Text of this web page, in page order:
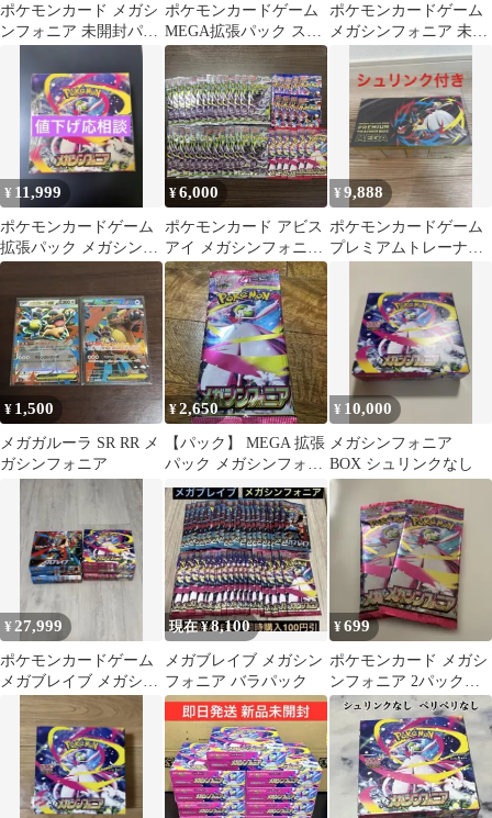
ポケモンカード メガシ
ンフォニア 未開封パッ
ポケモンカードゲーム
MEGA拡張パック スト
ームエメラルダ1BOX
30パック 封入率一致
ポケモンカードゲーム
メガシンフォニア 未開
封Box シュリンク付き
2BOX
¥ 11,999
ポケモンカードゲーム
拡張パック メガシンフ
ォニア 未開封BOX シ
¥6,000
ポケモンカード アビス
アイ メガシンフォニ
ア ニンジャスピナ
ー パックまとめ売り
¥9,888
ポケモンカードゲーム
プレミアムトレーナー
ンク付き
¥ 1,500
メガガルーラ SR RR メ
ガシンフォニア
¥2,650
【パック】 MEGA 拡張
パック メガシンフォニ
ア
¥ 10,000
メガシンフォニア
BOX シュリンクなし
¥ 27,999
ポケモンカードゲーム
メガブレイブ メガシン
フォニア シュリンク
なしぺりぺりなし
現在 ¥8,100
メガブレイブ メガシン
フォニア バラパック
¥699
ポケモンカード メガシ
ンフォニア 2パックセ
ット